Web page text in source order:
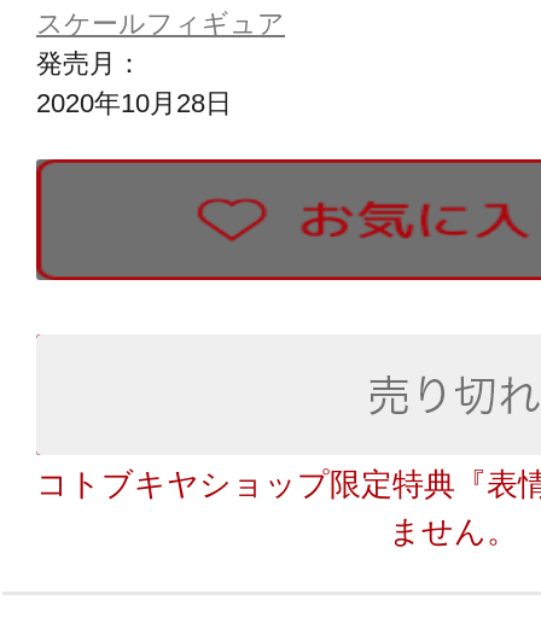
スケールフィギュア
発売月：
2020年10月28日
コトブキヤショップ限定特典『表
ません。